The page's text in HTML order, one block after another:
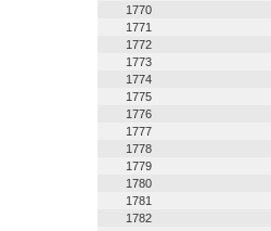
1770
1771
1772
1773
1774
1775
1776
1777
1778
1779
1780
1781
1782